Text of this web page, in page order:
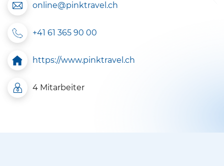
online@pinktravel.ch
+41 61 365 90 00
https://www.pinktravel.ch
4 Mitarbeiter